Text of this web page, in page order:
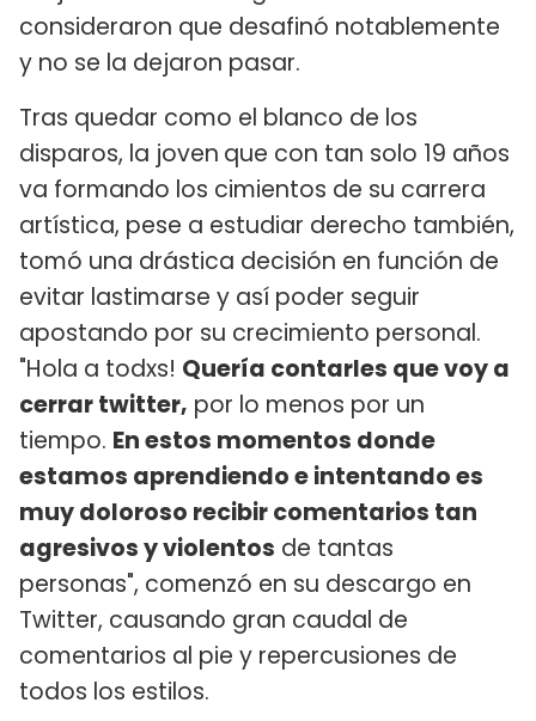
consideraron que desafinó notablemente
y no se la dejaron pasar.
Tras quedar como el blanco de los
disparos, la joven que con tan solo 19 años
va formando los cimientos de su carrera
artística, pese a estudiar derecho también,
tomó una drástica decisión en función de
evitar lastimarse y así poder seguir
apostando por su crecimiento personal.
"Hola a todxs! Quería contarles que voy a
cerrar twitter, por lo menos por un
tiempo. En estos momentos donde
estamos aprendiendo e intentando es
muy doloroso recibir comentarios tan
agresivos y violentos de tantas
personas", comenzó en su descargo en
Twitter, causando gran caudal de
comentarios al pie y repercusiones de
todos los estilos.